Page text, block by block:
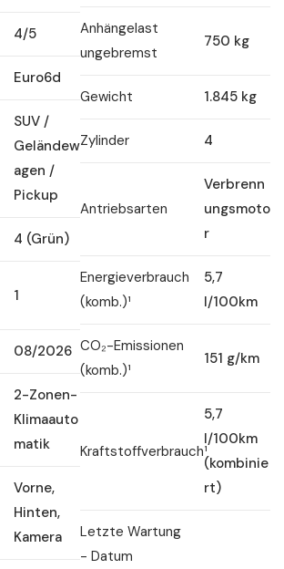
4/5
Euro6d
SUV /
Geländew
agen /
Pickup
4 (Grün)
1
08/2026
2-Zonen-
Klimaauto
matik
Vorne,
Hinten,
Kamera
Anhängelast
ungebremst
750 kg
Gewicht 1.845 kg
Zylinder 4
Antriebsarten
Verbrenn
ungsmoto
r
Energieverbrauch
(komb.)¹
5,7
l/100km
CO₂-Emissionen
(komb.)¹
151 g/km
Kraftstoffverbrauch¹
5,7
l/100km
(kombinie
rt)
Letzte Wartung
- Datum